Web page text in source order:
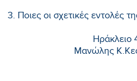
3. Ποιες οι σχετικές εντολές
Ηράκλειο
Μανώλης